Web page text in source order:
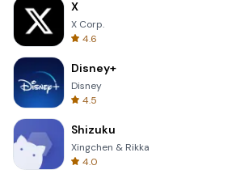
X
X Corp.
4.6
Disney+
Disney
4.5
Shizuku
Xingchen & Rikka
4.0